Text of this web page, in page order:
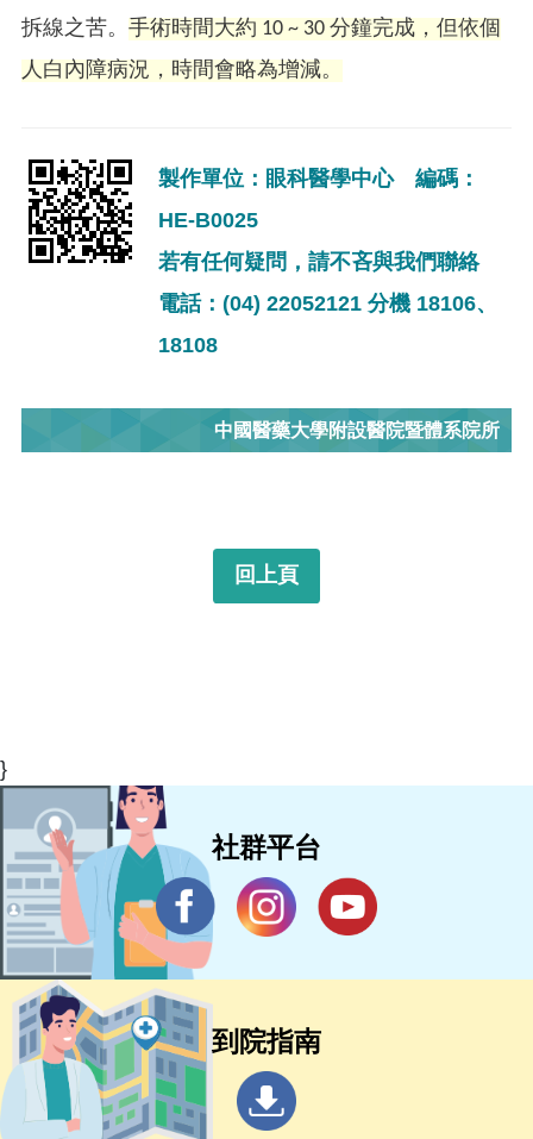
拆線之苦。 手術時間大約 10 ~ 30 分鐘完成，但依個
人白內障病況，時間會略為增減。
製作單位：眼科醫學中心 編碼：
HE-B0025
若有任何疑問，請不吝與我們聯絡
電話：(04) 22052121 分機 18106、
18108
中國醫藥大學附設醫院暨體系院所
回上頁
}
社群平台
到院指南